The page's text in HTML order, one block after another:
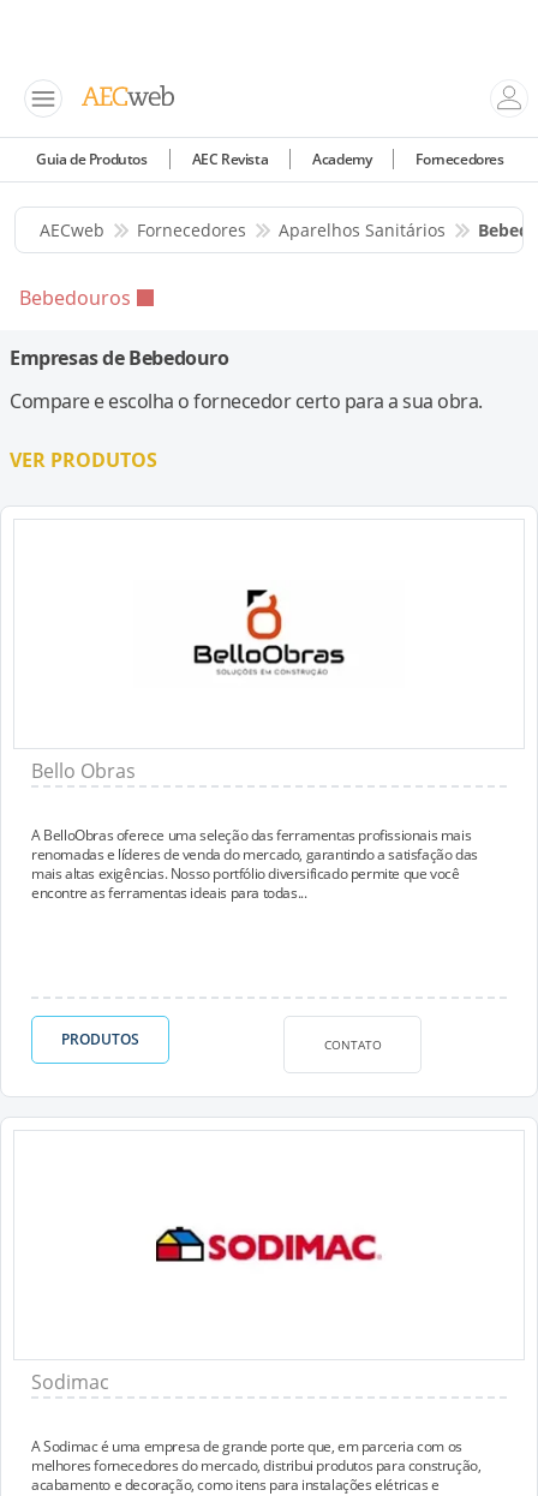
Guia de Produtos AEC Revista Academy Fornecedores
AECweb Fornecedores Aparelhos Sanitários
Bebedouros
Empresas de Bebedouro
Compare e escolha o fornecedor certo para a sua obra.
VER PRODUTOS
Bello Obras
A BelloObras oferece uma seleção das ferramentas profissionais mais
renomadas e líderes de venda do mercado, garantindo a satisfação das
mais altas exigências. Nosso portfólio diversificado permite que você
encontre as ferramentas ideais para todas...
PRODUTOS CONTATO
Sodimac
A Sodimac é uma empresa de grande porte que, em parceria com os
melhores fornecedores do mercado, distribui produtos para construção,
acabamento e decoração, como itens para instalações elétricas e